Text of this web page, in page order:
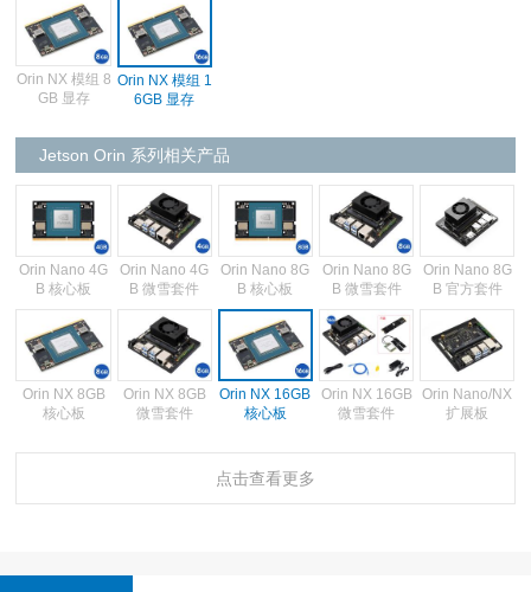
Orin NX 模组 8
GB 显存
Orin NX 模组 1
6GB 显存
Jetson Orin 系列相关产品
Orin Nano 4G
B 核心板
Orin Nano 4G
B 微雪套件
Orin Nano 8G
B 核心板
Orin Nano 8G
B 微雪套件
Orin Nano 8G
B 官方套件
Orin NX 8GB
核心板
Orin NX 8GB
微雪套件
Orin NX 16GB
核心板
Orin NX 16GB
微雪套件
Orin Nano/NX
扩展板
点击查看更多